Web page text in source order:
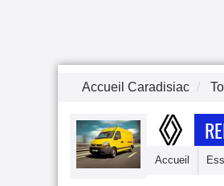
Accueil Caradisiac
Accueil